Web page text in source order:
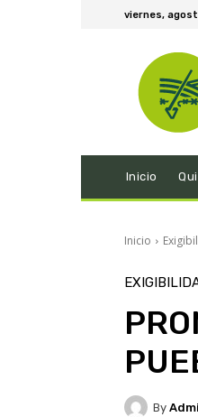
viernes,
Inicio
Inicio
By